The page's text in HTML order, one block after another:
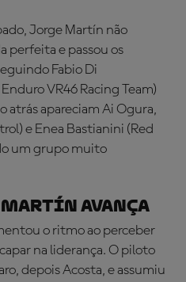
Jorge Martín não
perfeita e passou os
Fabio Di
VR46 Racing Team)
atrás apareciam Ai Ogura,
e Enea Bastianini (Red
um grupo muito
AVANÇA
o ritmo ao perceber
na liderança. O piloto
depois Acosta, e assumiu